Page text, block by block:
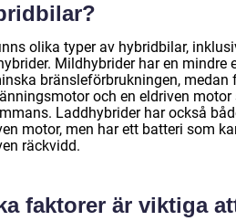
olika typer av hybridbilar,
Mildhybrider har en mindre
bränsleförbrukningen, medan
och en eldriven
Laddhybrider har också
motor, men har ett batteri som
räckvidd.
faktorer är viktiga